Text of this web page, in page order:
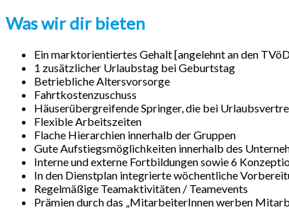
Was wir dir bieten
Ein marktorientiertes Gehalt [angelehnt an den
1 zusätzlicher Urlaubstag bei Geburtstag
Betriebliche Altersvorsorge
Fahrtkostenzuschuss
Häuserübergreifende Springer, die bei
Flexible Arbeitszeiten
Flache Hierarchien innerhalb der Gruppen
Gute Aufstiegsmöglichkeiten innerhalb des
Interne und externe Fortbildungen sowie 6
In den Dienstplan integrierte wöchentliche
Regelmäßige Teamaktivitäten / Teamevents
Prämien durch das „MitarbeiterInnen werben